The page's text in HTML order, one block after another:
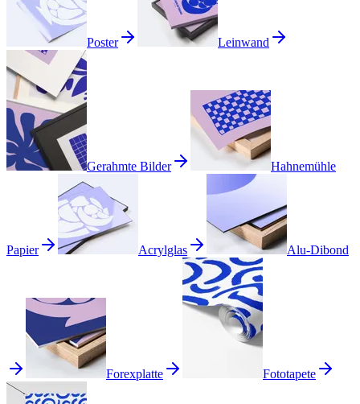
Poster Leinwand
Gerahmte Bilder Hahnemühle
Papier Acrylglas Alu-Dibond
Forexplatte Fototapete